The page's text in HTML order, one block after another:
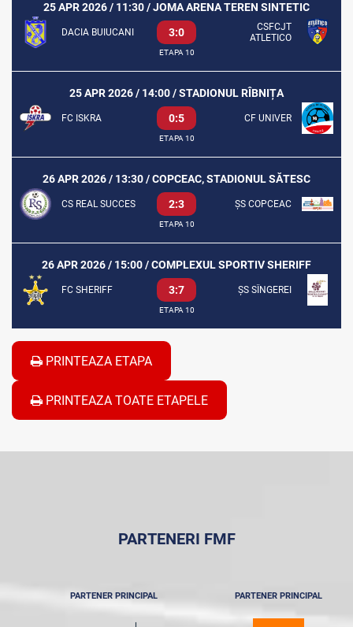
25 APR 2026 / 11:30 / JOMA ARENA TEREN SINTETIC
DACIA BUIUCANI 3:0
CSFCJT
ATLETICO
ETAPA 10
25 APR 2026 / 14:00 / STADIONUL RÎBNIȚA
FC ISKRA 0:5 CF UNIVER
ETAPA 10
26 APR 2026 / 13:30 / COPCEAC, STADIONUL SĂTESC
CS REAL SUCCES 2:3 ȘS COPCEAC
ETAPA 10
26 APR 2026 / 15:00 / COMPLEXUL SPORTIV SHERIFF
FC SHERIFF 3:7 ȘS SÎNGEREI
ETAPA 10
PRINTEAZA ETAPA
PRINTEAZA TOATE ETAPELE
PARTENERI FMF
PARTENER PRINCIPAL PARTENER PRINCIPAL